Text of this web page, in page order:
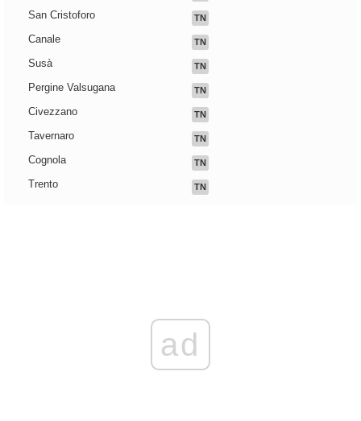
San Cristoforo TN
Canale TN
Susà TN
Pergine Valsugana TN
Civezzano TN
Tavernaro TN
Cognola TN
Trento TN
ad